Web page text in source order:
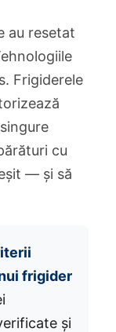
au resetat
Frigiderele
cu
— și să
frigider
și